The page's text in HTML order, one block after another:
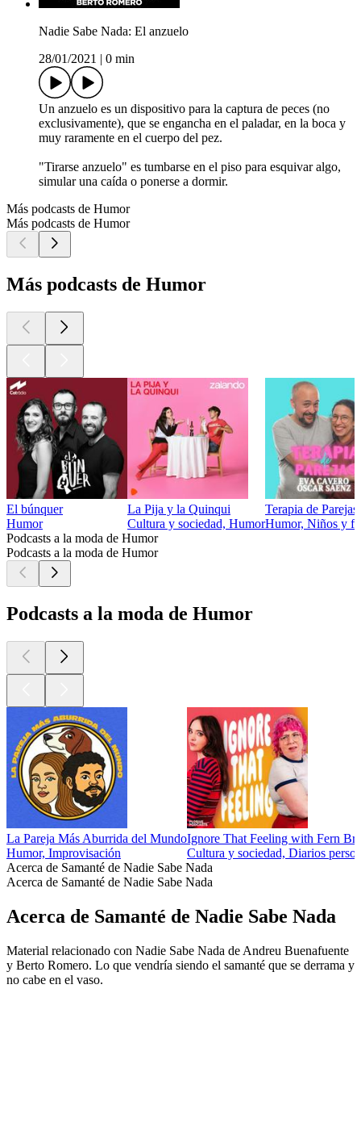
Nadie Sabe Nada: El anzuelo
28/01/2021
0 min
Un anzuelo es un dispositivo para la captura de peces (no
exclusivamente), que se engancha en el paladar, en la boca y
muy raramente en el cuerpo del pez.
"Tirarse anzuelo" es tumbarse en el piso para esquivar algo,
simular una caída o ponerse a dormir.
Más podcasts de Humor
Más podcasts de Humor
Más podcasts de Humor
El búnquer
Humor
La Pija y la Quinqui
Cultura y sociedad, Humor
Terapia de Parejas
Humor, Niños y
Podcasts a la moda de Humor
Podcasts a la moda de Humor
Podcasts a la moda de Humor
La Pareja Más Aburrida del Mundo
Humor, Improvisación
Ignore That Feeling with Fern
Cultura y sociedad, Diarios
Acerca de Samanté de Nadie Sabe Nada
Acerca de Samanté de Nadie Sabe Nada
Acerca de Samanté de Nadie Sabe Nada
Material relacionado con Nadie Sabe Nada de Andreu Buenafuente
y Berto Romero. Lo que vendría siendo el samanté que se derrama y
no cabe en el vaso.